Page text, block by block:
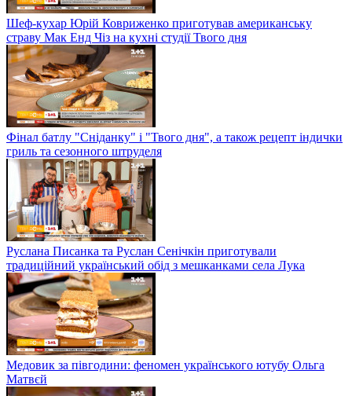
Шеф-кухар Юрій Ковриженко приготував американську
страву Мак Енд Чіз на кухні студії Твого дня
Фінал батлу "Сніданку" і "Твого дня", а також рецепт індички
гриль та сезонного штруделя
Руслана Писанка та Руслан Сенічкін приготували
традиційний український обід з мешканками села Лука
Медовик за півгодини: феномен українського ютубу Ольга
Матвєй